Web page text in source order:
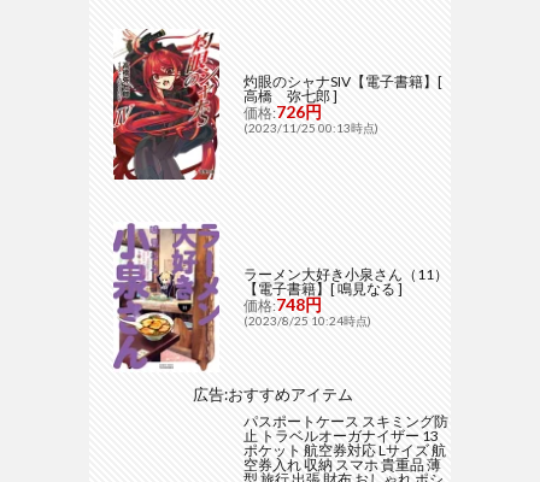
灼眼のシャナSIV【電子書籍】[
高橋 弥七郎 ]
価格:726円
(2023/11/25 00:13時点)
ラーメン大好き小泉さん（11）
【電子書籍】[ 鳴見なる ]
価格:748円
(2023/8/25 10:24時点)
広告:おすすめアイテム
パスポートケース スキミング防
止 トラベルオーガナイザー 13
ポケット 航空券対応 Lサイズ 航
空券入れ 収納 スマホ 貴重品 薄